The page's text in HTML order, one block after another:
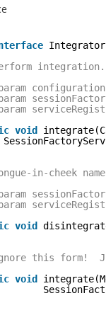
integration.
void
in-cheek
void
this form!
void